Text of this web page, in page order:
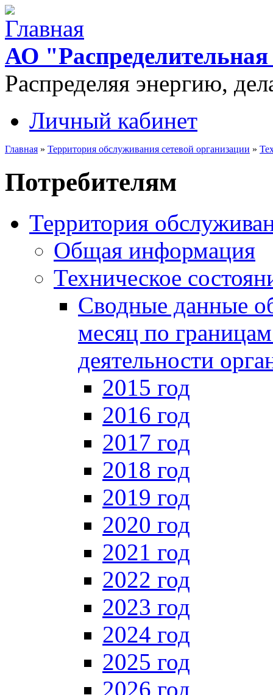
Перейти к основному содержанию
АО
Распределяя энергию,
Дополнительное меню
Личный кабинет
Главная » Территория обслуживания сетевой организации »
Потребителям
Территория
Общая информация
Техническое
Сводные данные
месяц по
деятельности
2015 год
2016 год
2017 год
2018 год
2019 год
2020 год
2021 год
2022 год
2023 год
2024 год
2025 год
2026 год